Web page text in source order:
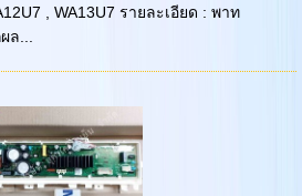
, WA13U7 รายละเอียด : พาท
ล...